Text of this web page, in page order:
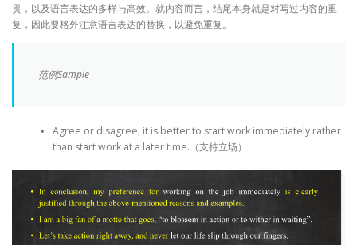
贯，以及语言表达的多样与高效。就内容而言，结尾本身就是对写过内容的重
复，因此要格外注意语言表达的替换，以避免重复。
范例Sample
Agree or disagree, it is better to start work immediately rather
than start work at a later time.（支持立场）